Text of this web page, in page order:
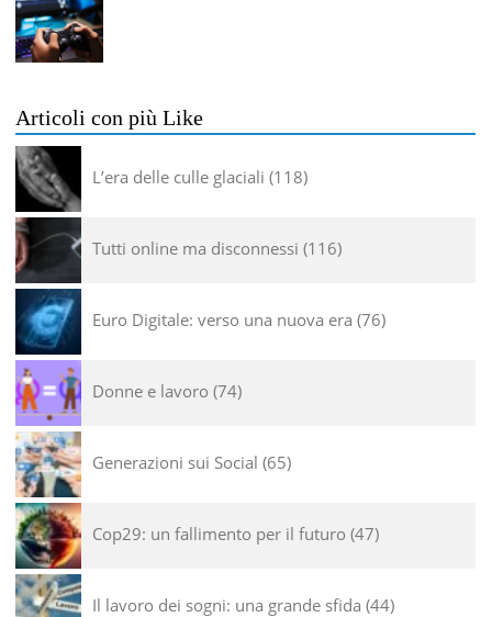
Articoli con più Like
L’era delle culle glaciali 118
Tutti online ma disconnessi 116
Euro Digitale: verso una nuova era 76
Donne e lavoro 74
Generazioni sui Social 65
Cop29: un fallimento per il futuro 47
Il lavoro dei sogni: una grande sfida 44